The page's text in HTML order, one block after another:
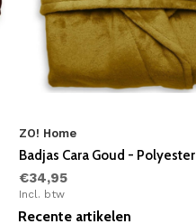
ZO! Home
Badjas Cara Goud - Polyester
€34,95
Incl. btw
Recente artikelen